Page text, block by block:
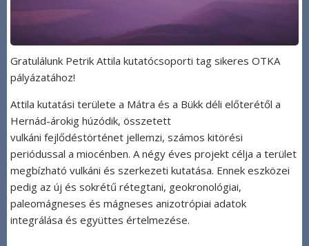
Gratulálunk Petrik Attila kutatócsoporti tag sikeres OTKA
pályázatához!
Attila kutatási területe a Mátra és a Bükk déli előterétől a
Hernád-árokig húzódik, összetett
vulkáni fejlődéstörténet jellemzi, számos kitörési
periódussal a miocénben. A négy éves projekt célja a terület
megbízható vulkáni és szerkezeti kutatása. Ennek eszközei
pedig az új és sokrétű rétegtani, geokronológiai,
paleomágneses és mágneses anizotrópiai adatok
integrálása és együttes értelmezése.